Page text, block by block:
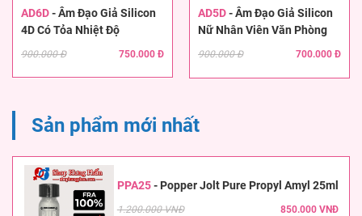
AD6D-Âm Đạo Giả Silicon
4D Có Tỏa Nhiệt Độ
900.000 Đ 750.000 Đ
AD5D-Âm Đạo Giả Silicon
Nữ Nhân Viên Văn Phòng
900.000 Đ 700.000 Đ
Sản phẩm mới nhất
PPA25- Popper Jolt Pure Propyl Amyl 25ml
1.200.000 VNĐ 850.000 VNĐ